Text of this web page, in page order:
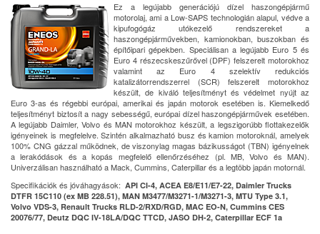
Ez a legújabb generációjú dízel haszongépjármű
motorolaj, ami a Low-SAPS technologián alapul, védve a
kipufogógáz utókezelő rendszereket a
haszongépjárművekben, kamionokban, buszokban és
építőipari gépekben. Speciálisan a legújabb Euro 5 és
Euro 4 részecskeszűrővel (DPF) felszerelt motorokhoz
valamint az Euro 4 szelektív redukciós
katalizátorrendszerrel (SCR) felszerelt motorokhoz
készült, de kiváló teljesítményt és védelmet nyújt az
Euro 3-as és régebbi európai, amerikai és japán motorok esetében is. Kiemelkedő
teljesítményt biztosít a nagy sebességű, európai dízel haszongépjárművek esetében.
A legújabb Daimler, Volvo és MAN motorokhoz készült, a legszigorúbb flottakezelők
igényeinek is megfelelve. Szintén alkalmazható busz és kamion motoroknál, amelyek
100% CNG gázzal működnek, de viszonylag magas bázikusságot (TBN) igényelnek
a lerakódások és a kopás megfelelő ellenőrzéséhez (pl. MB, Volvo és MAN).
Univerzálisan használható a Mack, Cummins, Caterpillar és a legtöbb japán motornál.
Specifikációk és jóváhagyások: API CI-4, ACEA E8/E11/E7-22, Daimler Trucks
DTFR 15C110 (ex MB 228.51), MAN M3477/M3271-1/M3271-3, MTU Type 3.1,
Volvo VDS-3, Renault Trucks RLD-2/RXD/RGD, MAC EO-N, Cummins CES
20076/77, Deutz DQC IV-18LA/DQC TTCD, JASO DH-2, Caterpillar ECF 1a